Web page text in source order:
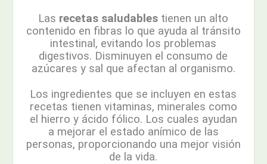
Las recetas saludables tienen un alto
contenido en fibras lo que ayuda al tránsito
intestinal, evitando los problemas
digestivos. Disminuyen el consumo de
azúcares y sal que afectan al organismo.
Los ingredientes que se incluyen en estas
recetas tienen vitaminas, minerales como
el hierro y ácido fólico. Los cuales ayudan
a mejorar el estado anímico de las
personas, proporcionando una mejor visión
de la vida.